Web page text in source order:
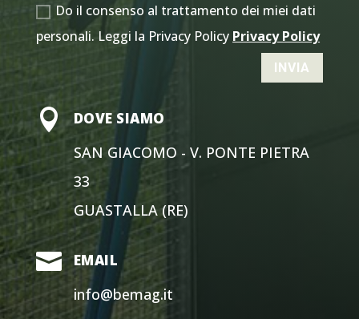
Do il consenso al trattamento dei miei dati
personali. Leggi la Privacy Policy Privacy Policy
INVIA
 DOVE SIAMO
SAN GIACOMO - V. PONTE PIETRA
33
GUASTALLA (RE)
 EMAIL
info@bemag.it